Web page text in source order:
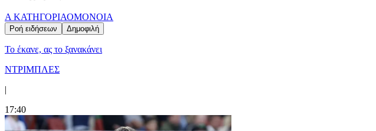
Α ΚΑΤΗΓΟΡΙΑΟΜΟΝΟΙΑ
Ροή ειδήσεων Δημοφιλή
Το έκανε, ας το ξανακάνει
ΝΤΡΙΜΠΛΕΣ
|
17:40